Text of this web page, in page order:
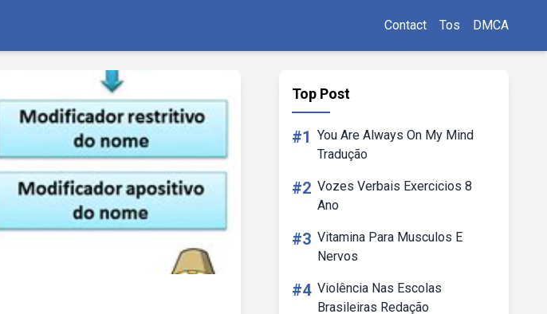
Contact Tos DMCA
Top Post
#1 You Are Always On My Mind
Tradução
#2 Vozes Verbais Exercicios 8
Ano
#3 Vitamina Para Musculos E
Nervos
#4 Violência Nas Escolas
Brasileiras Redação